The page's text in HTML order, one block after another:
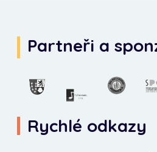
Partneři a
Rychlé odkazy